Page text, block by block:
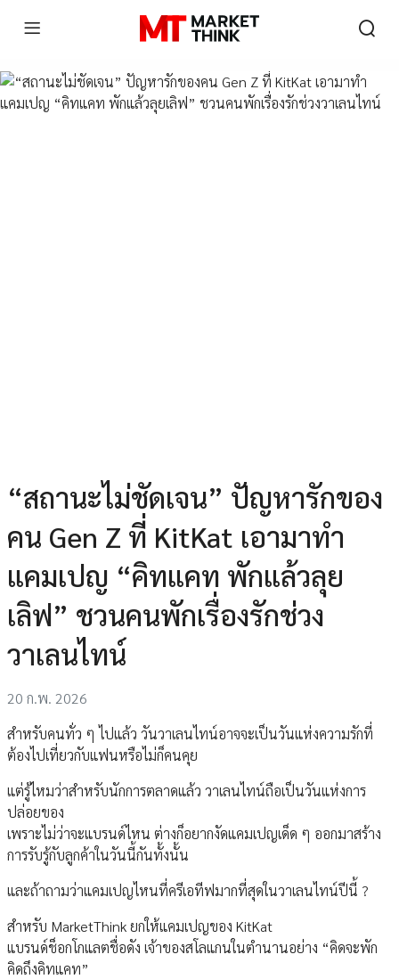
“สถานะไม่ชัดเจน” ปัญหารักของ
คน Gen Z ที่ KitKat เอามาทํา
แคมเปญ “คิทแคท พักแล้วลุย
เลิฟ” ชวนคนพักเรื่องรักช่วง
วาเลนไทน์
20 ก.พ. 2026
สําหรับคนทั่ว ๆ ไปแล้ว วันวาเลนไทน์อาจจะเป็นวันแห่งความรักที่
ต้องไปเที่ยวกับแฟนหรือไม่ก็คนคุย
แต่รู้ไหมว่าสําหรับนักการตลาดแล้ว วาเลนไทน์ถือเป็นวันแห่งการ
ปล่อยของ
เพราะไม่ว่าจะแบรนด์ไหน ต่างก็อยากงัดแคมเปญเด็ด ๆ ออกมาสร้าง
การรับรู้กับลูกค้าในวันนี้กันทั้งนั้น
และถ้าถามว่าแคมเปญไหนที่ครีเอทีฟมากที่สุดในวาเลนไทน์ปีนี้ ?
สําหรับ MarketThink ยกให้แคมเปญของ KitKat
แบรนด์ช็อกโกแลตชื่อดัง เจ้าของสโลแกนในตํานานอย่าง “คิดจะพัก
คิดถึงคิทแคท”